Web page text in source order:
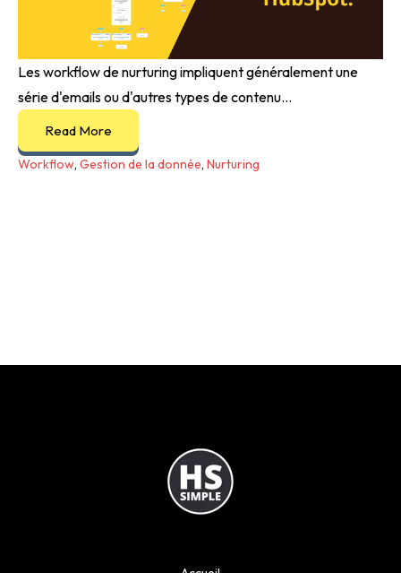
Les workflow de nurturing impliquent généralement une
série d'emails ou d'autres types de contenu...
Read More
Workflow, Gestion de la donnée, Nurturing